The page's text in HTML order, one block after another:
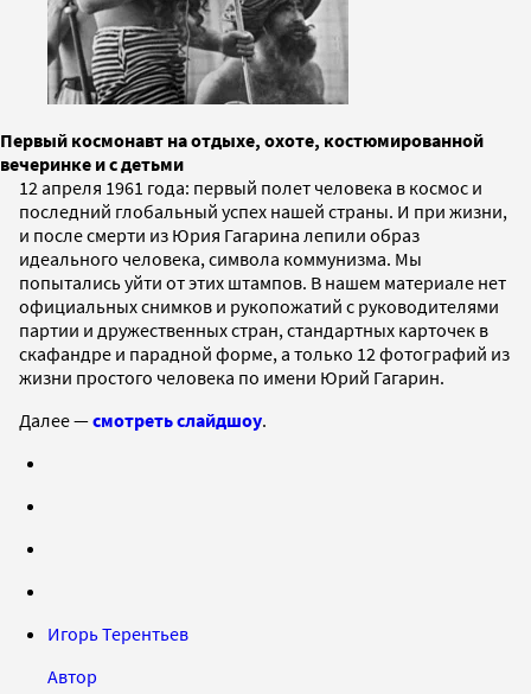
Первый космонавт на отдыхе, охоте, костюмированной
вечеринке и с детьми
12 апреля 1961 года: первый полет человека в космос и
последний глобальный успех нашей страны. И при жизни,
и после смерти из Юрия Гагарина лепили образ
идеального человека, символа коммунизма. Мы
попытались уйти от этих штампов. В нашем материале нет
официальных снимков и рукопожатий с руководителями
партии и дружественных стран, стандартных карточек в
скафандре и парадной форме, а только 12 фотографий из
жизни простого человека по имени Юрий Гагарин.
Далее —смотреть слайдшоу.
Игорь Терентьев
Автор